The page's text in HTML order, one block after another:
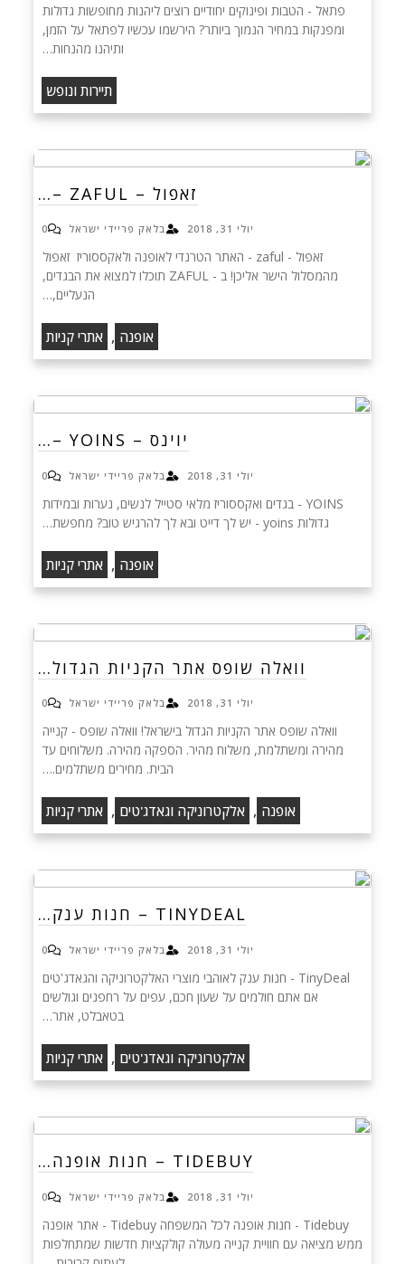
פתאל - הטבות ופינוקים יחודיים רוצים ליהנות מחופשות גדולות
ומפנקות במחיר הנמוך ביותר? הירשמו עכשיו לפתאל על הזמן,
ותיהנו מהנחות…
תיירות ונופש
זאפול – ZAFUL –…
יולי 31, 2018 בלאק פריידי ישראל 0
זאפול - zaful - האתר הטרנדי לאופנה ולאקססוריז זאפול
מהמסלול הישר אליכן! ב - ZAFUL תוכלו למצוא את הבגדים,
הנעליים,…
אופנה , אתרי קניות
יוינס – YOINS –…
יולי 31, 2018 בלאק פריידי ישראל 0
YOINS - בגדים ואקססוריז מלאי סטייל לנשים, נערות ובמידות
גדולות yoins - יש לך דייט ובא לך להרגיש טוב? מחפשת…
אופנה , אתרי קניות
וואלה שופס אתר הקניות הגדול…
יולי 31, 2018 בלאק פריידי ישראל 0
וואלה שופס אתר הקניות הגדול בישראל! וואלה שופס - קנייה
מהירה ומשתלמת, משלוח מהיר. הספקה מהירה. משלוחים עד
הבית. מחירים משתלמים.…
אופנה , אלקטרוניקה וגאדג'טים , אתרי קניות
TINYDEAL – חנות ענק…
יולי 31, 2018 בלאק פריידי ישראל 0
TinyDeal - חנות ענק לאוהבי מוצרי האלקטרוניקה והגאדג'טים
אם אתם חולמים על שעון חכם, עפים על רחפנים וגולשים
בטאבלט, אתר…
אלקטרוניקה וגאדג'טים , אתרי קניות
TIDEBUY – חנות אופנה…
יולי 31, 2018 בלאק פריידי ישראל 0
Tidebuy - חנות אופנה לכל המשפחה Tidebuy - אתר אופנה
ממש מציאה עם חוויית קנייה מעולה קולקציות חדשות שמתחלפות